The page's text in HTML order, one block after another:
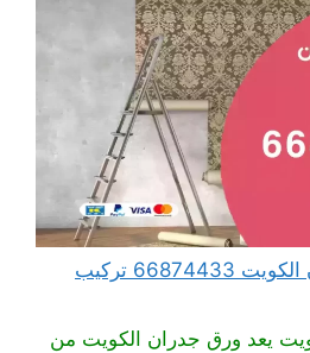
فني تركيب ورق جدران الكويت 66874433 تركيب
يعد ورق جدران الكويت من